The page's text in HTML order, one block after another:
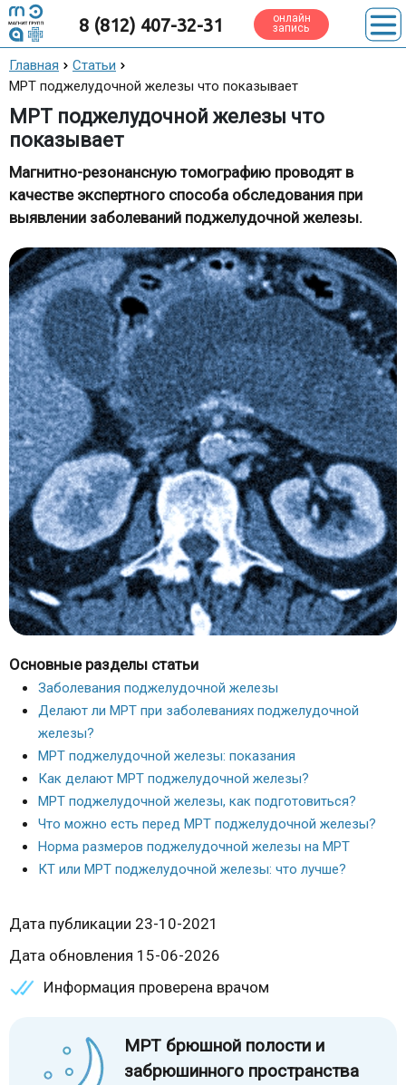
8 (812) 407-32-31 онлайн
запись
Главная
Статьи
МРТ поджелудочной железы что показывает
МРТ поджелудочной железы что
показывает
Магнитно-резонансную томографию проводят в
качестве экспертного способа обследования при
выявлении заболеваний поджелудочной железы.
Основные разделы статьи
Заболевания поджелудочной железы
Делают ли МРТ при заболеваниях поджелудочной
железы?
МРТ поджелудочной железы: показания
Как делают МРТ поджелудочной железы?
МРТ поджелудочной железы, как подготовиться?
Что можно есть перед МРТ поджелудочной железы?
Норма размеров поджелудочной железы на МРТ
КТ или МРТ поджелудочной железы: что лучше?
Дата публикации 23-10-2021
Дата обновления 15-06-2026
Информация проверена врачом
МРТ брюшной полости и
забрюшинного пространства